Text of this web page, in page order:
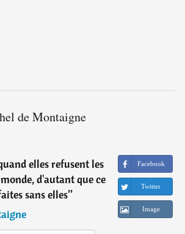
de Montaigne
elles refusent les
d'autant que ce
sans elles”
Facebook
Twitter
Image